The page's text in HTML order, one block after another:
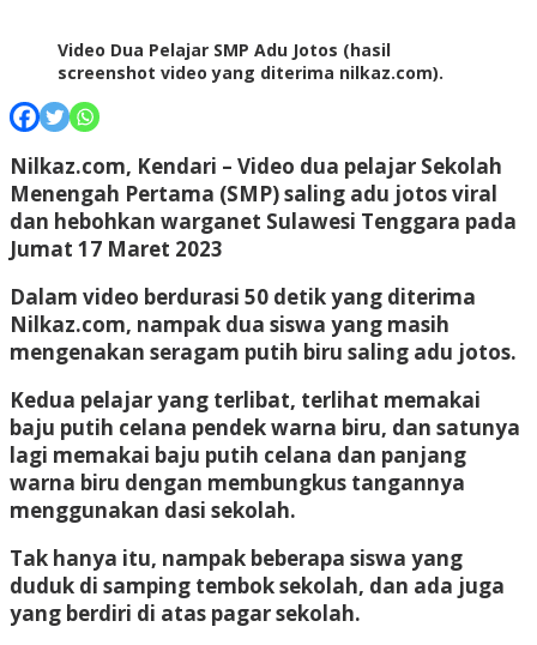
Video Dua Pelajar SMP Adu Jotos (hasil
screenshot video yang diterima nilkaz.com).
Nilkaz.com, Kendari – Video dua pelajar Sekolah
Menengah Pertama (SMP) saling adu jotos viral
dan hebohkan warganet Sulawesi Tenggara pada
Jumat 17 Maret 2023
Dalam video berdurasi 50 detik yang diterima
Nilkaz.com, nampak dua siswa yang masih
mengenakan seragam putih biru saling adu jotos.
Kedua pelajar yang terlibat, terlihat memakai
baju putih celana pendek warna biru, dan satunya
lagi memakai baju putih celana dan panjang
warna biru dengan membungkus tangannya
menggunakan dasi sekolah.
Tak hanya itu, nampak beberapa siswa yang
duduk di samping tembok sekolah, dan ada juga
yang berdiri di atas pagar sekolah.